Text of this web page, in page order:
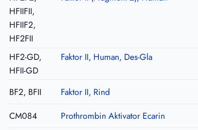
HFIIFII,
HFIIF2,
HF2FII
HF2-GD,
HFII-GD
Faktor II, Human, Des-Gla
BF2, BFII Faktor II, Rind
CM084
Prothrombin Aktivator Ecarin